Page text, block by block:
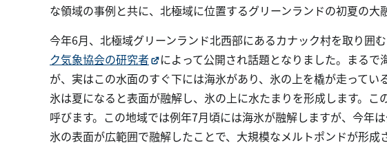
な領域の事例と共に、北極域に位置するグリーンランドの初夏の大
今年6月、北極域グリーンランド北西部にあるカナック村を取り囲
ク気象協会の研究者
によって公開され話題となりました。まる
が、実はこの水面のすぐ下には海氷があり、氷の上を橇が走って
氷は夏になると表面が融解し、氷の上に水たまりを形成します。
呼びます。この地域では例年7月頃には海氷が融解しますが、今年
氷の表面が広範囲で融解したことで、大規模なメルトポンドが形